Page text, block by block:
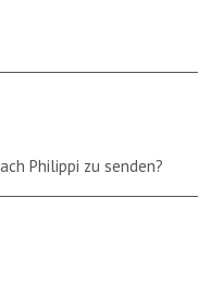
Philippi zu senden?